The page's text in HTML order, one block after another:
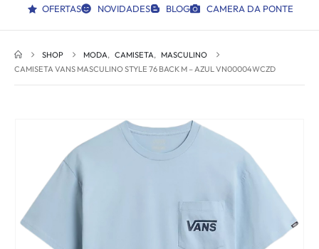
OFERTAS NOVIDADES BLOG CAMERA DA PONTE
SHOP MODA, CAMISETA, MASCULINO
CAMISETA VANS MASCULINO STYLE 76 BACK M – AZUL VN00004WCZD